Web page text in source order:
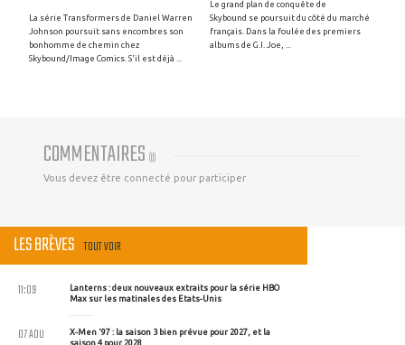
La série Transformers de Daniel Warren
Johnson poursuit sans encombres son
bonhomme de chemin chez
Skybound/Image Comics. S'il est déjà ...
Le grand plan de conquête de
Skybound se poursuit du côté du marché
français. Dans la foulée des premiers
albums de G.I. Joe, ...
COMMENTAIRES (0)
Vous devez être connecté pour participer
LES BRÈVES TOUT VOIR
Lanterns : deux nouveaux extraits pour la série HBO
Max sur les matinales des Etats-Unis
11:09
X-Men '97 : la saison 3 bien prévue pour 2027, et la
saison 4 pour 2028
07 AOU